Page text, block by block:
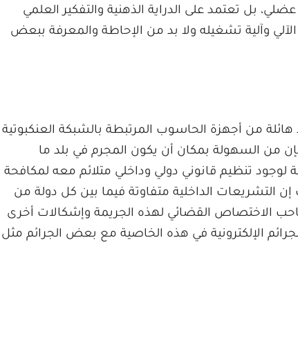
بل تعتمد على الدراية الذهنية والتفكير العلمي
وآلية تشغيله ولا بد من الإحاطة والمعرفة ببعض
هائلة من أجهزة الحاسوب المرتبطة بالشبكة العنكبوتية
من السهولة بمكان أن يكون المجرم في بلد ما
لوجود تنظيم قانوني دولي وداخلي متلائم معه لمكافحة
التشريعات الداخلية متفاوتة فيما بين كل دولة من
الاختصاص القضائي لهذه الجريمة وإشكالات أخرى
الإلكترونية في هذه الخاصية مع بعض الجرائم مثل